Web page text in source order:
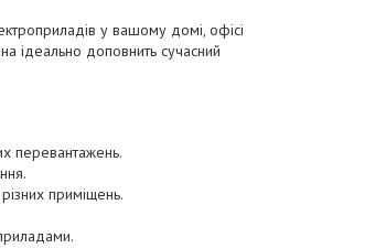
у вашому домі, офісі
ідеально доповнить сучасний
перевантажень.
приміщень.